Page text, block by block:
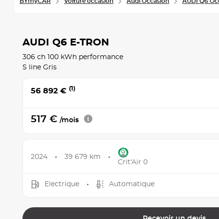
AUDI Q6 E-TRON
306 ch 100 kWh performance
S line Gris
56 892 € (1)
517 € /mois
2024 39 679 km
Crit'Air 0
Electrique Automatique